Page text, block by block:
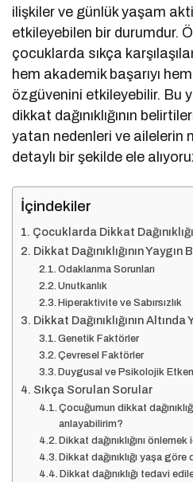
ilişkiler ve günlük yaşam
etkileyebilen bir durumdur.
çocuklarda sıkça
hem akademik başarıyı
özgüvenini etkileyebilir. Bu
dikkat dağınıklığının
yatan nedenleri ve ailelerin
detaylı bir şekilde ele
İçindekiler
Çocuklarda Dikkat
Dikkat Dağınıklığının
Odaklanma Sorunları
Unutkanlık
Hiperaktivite ve Sabırsızlık
Dikkat Dağınıklığının
Genetik Faktörler
Çevresel Faktörler
Duygusal ve Psikolojik
Sıkça Sorulan Sorular
Çocuğumun dikkat
anlayabilirim?
Dikkat dağınıklığını
Dikkat dağınıklığı yaşa göre
Dikkat dağınıklığı tedavi